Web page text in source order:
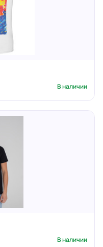
В наличии
В наличии